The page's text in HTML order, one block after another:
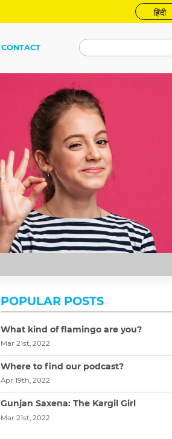
हिंदी
CONTACT
POPULAR POSTS
What kind of flamingo are you?
Mar 21st, 2022
Where to find our podcast?
Apr 19th, 2022
Gunjan Saxena: The Kargil Girl
Mar 21st, 2022